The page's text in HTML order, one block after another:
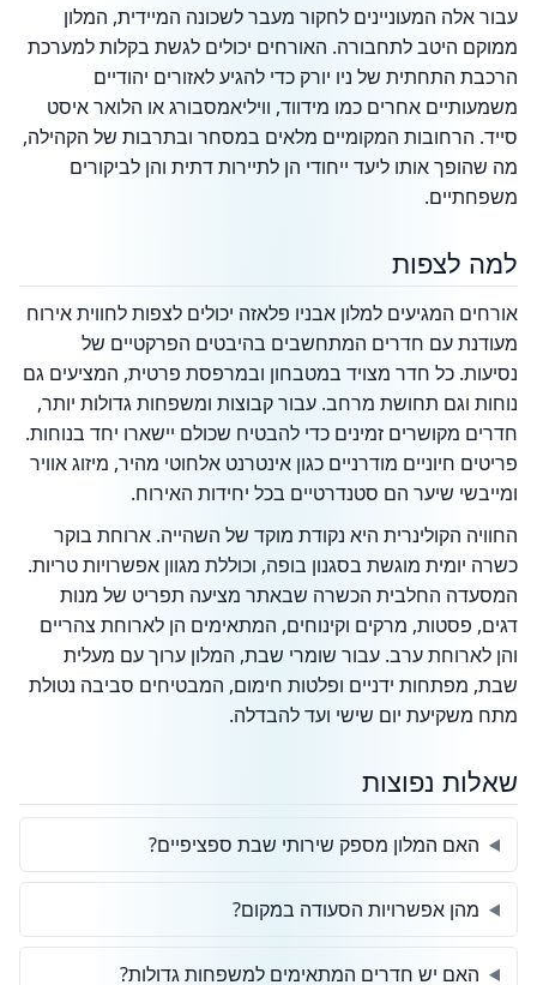
עבור אלה המעוניינים לחקור מעבר לשכונה המיידית, המלון
ממוקם היטב לתחבורה. האורחים יכולים לגשת בקלות למערכת
הרכבת התחתית של ניו יורק כדי להגיע לאזורים יהודיים
משמעותיים אחרים כמו מידווד, וויליאמסבורג או הלואר איסט
סייד. הרחובות המקומיים מלאים במסחר ובתרבות של הקהילה,
מה שהופך אותו ליעד ייחודי הן לתיירות דתית והן לביקורים
משפחתיים.
למה לצפות
אורחים המגיעים למלון אבניו פלאזה יכולים לצפות לחווית אירוח
מעודנת עם חדרים המתחשבים בהיבטים הפרקטיים של
נסיעות. כל חדר מצויד במטבחון ובמרפסת פרטית, המציעים גם
נוחות וגם תחושת מרחב. עבור קבוצות ומשפחות גדולות יותר,
חדרים מקושרים זמינים כדי להבטיח שכולם יישארו יחד בנוחות.
פריטים חיוניים מודרניים כגון אינטרנט אלחוטי מהיר, מיזוג אוויר
ומייבשי שיער הם סטנדרטיים בכל יחידות האירוח.
החוויה הקולינרית היא נקודת מוקד של השהייה. ארוחת בוקר
כשרה יומית מוגשת בסגנון בופה, וכוללת מגוון אפשרויות טריות.
המסעדה החלבית הכשרה שבאתר מציעה תפריט של מנות
דגים, פסטות, מרקים וקינוחים, המתאימים הן לארוחת צהריים
והן לארוחת ערב. עבור שומרי שבת, המלון ערוך עם מעלית
שבת, מפתחות ידניים ופלטות חימום, המבטיחים סביבה נטולת
מתח משקיעת יום שישי ועד להבדלה.
שאלות נפוצות
האם המלון מספק שירותי שבת ספציפיים?
מהן אפשרויות הסעודה במקום?
האם יש חדרים המתאימים למשפחות גדולות?